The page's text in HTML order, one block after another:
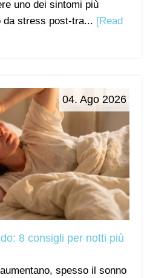
uno dei sintomi più
da stress post-tra... [Read
04. Ago 2026
8 consigli per notti più
spesso il sonno